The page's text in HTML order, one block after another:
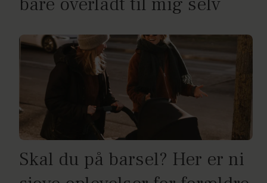
Skal du på barsel? Her er ni